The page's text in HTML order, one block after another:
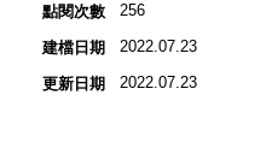
點閱次數
256
建檔日期 2022.07.23
更新日期 2022.07.23